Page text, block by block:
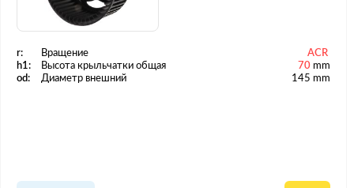
r: Вращение
ACR
h1:
Высота крыльчатки общая 70 mm
od:
Диаметр внешний 145 mm